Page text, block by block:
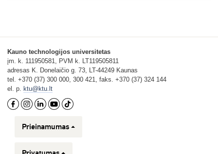
Kauno technologijos universitetas
įm. k. 111950581, PVM k. LT119505811
adresas K. Donelaičio g. 73, LT-44249 Kaunas
tel. +370 (37) 300 000, 300 421, faks. +370 (37) 324 144
el. p. ktu@ktu.lt
Prieinamumas